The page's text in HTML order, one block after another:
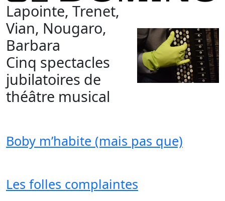
Lapointe, Trenet,
Vian, Nougaro,
Barbara
Cinq spectacles
jubilatoires de
théâtre musical
Boby m’habite (mais pas que)
Les folles complaintes